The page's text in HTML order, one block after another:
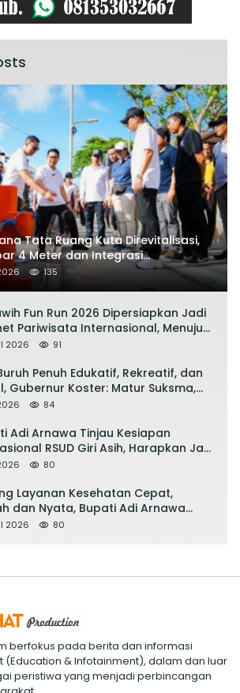
Tata Ruang Kuta Direvitalisasi,
4 Meter dan Integrasi
Listrik
135
Fun Run 2026 Dipersiapkan Jadi
Pariwisata Internasional, Menuju
Pariwisata Bali
2026 91
Penuh Edukatif, Rekreatif, dan
Gubernur Koster: Matur Suksma,
Pekerja Mesin Ekonomi Bali
84
Adi Arnawa Tinjau Kesiapan
RSUD Giri Asih, Harapkan Jadi
Terbaik
80
Layanan Kesehatan Cepat,
dan Nyata, Bupati Adi Arnawa
‘Mantap Nak Badung’
2026 80
berfokus pada berita dan informasi
(Education & Infotainment), dalam dan luar
peristiwa yang menjadi perbincangan